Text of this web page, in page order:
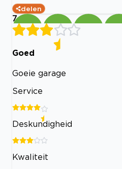
delen
7
Goed
Goeie garage
Service
Deskundigheid
Kwaliteit